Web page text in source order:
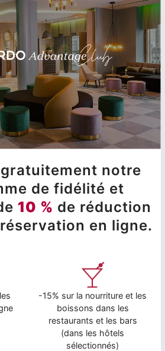
notre
de fidélité et
10 % de réduction
en ligne.
-15% sur la nourriture et les
boissons dans les
restaurants et les bars
(dans les hôtels
sélectionnés)